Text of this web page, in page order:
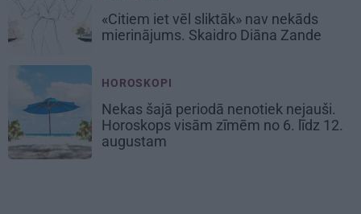
«Citiem iet vēl sliktāk» nav nekāds
mierinājums. Skaidro Diāna Zande
HOROSKOPI
Nekas šajā periodā nenotiek nejauši.
Horoskops visām zīmēm no 6. līdz 12.
augustam